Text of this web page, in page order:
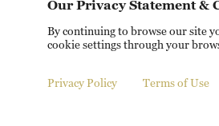
© China Radio
Our Privacy Statement &
By continuing to browse our site
cookie settings through your
Privacy Policy Terms of Use